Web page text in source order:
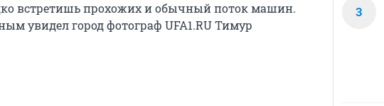
встретишь прохожих и обычный поток машин.
увидел город фотограф UFA1.RU Тимур
3